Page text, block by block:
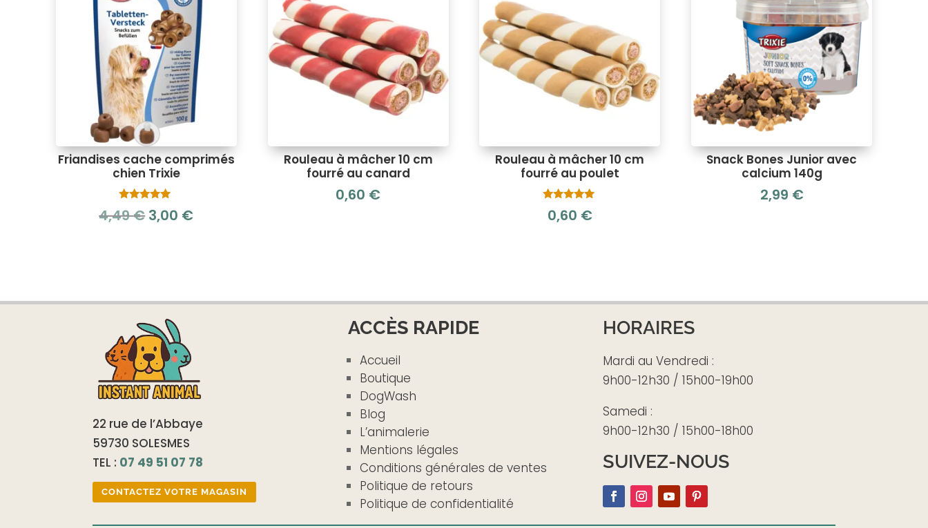
Friandises cache comprimés
chien Trixie
Note
5.00
4,49€ Le
3,00 €Le
Rouleau à mâcher 10 cm
fourré au canard
0,60 €
Rouleau à mâcher 10 cm
fourré au poulet
Note
5.00
0,60 €
Snack Bones Junior avec
calcium 140g
2,99 €
22 rue de l’Abbaye
59730 SOLESMES
TEL : 07 49 51 07 78
CONTACTEZ VOTRE MAGASIN
ACCÈS RAPIDE
Accueil
Boutique
DogWash
Blog
L’animalerie
Mentions légales
Conditions générales de ventes
Politique de retours
Politique de confidentialité
HORAIRES
Mardi au Vendredi :
9h00-12h30 / 15h00-19h00
Samedi :
9h00-12h30 / 15h00-18h00
SUIVEZ-NOUS